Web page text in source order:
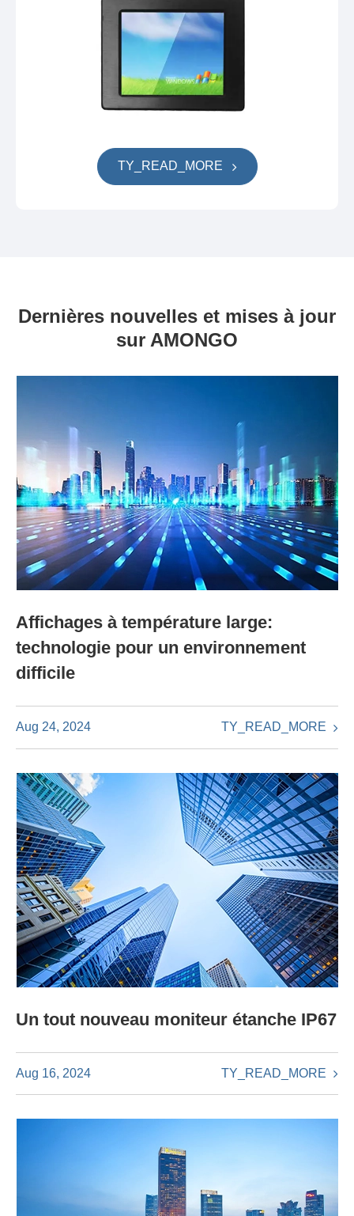
TY_READ_MORE
Dernières nouvelles et mises à jour
sur AMONGO
Affichages à température large:
technologie pour un environnement
difficile
Aug 24, 2024 TY_READ_MORE
Un tout nouveau moniteur étanche IP67
Aug 16, 2024 TY_READ_MORE